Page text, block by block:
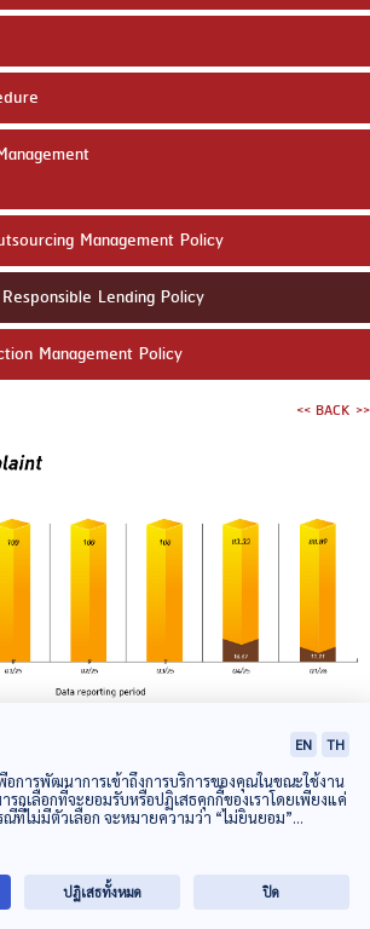
Management Policy
Lending Policy
Management Policy
<< BACK >>
Internet Explorer version 10 or later, Mozilla Firefox, Safari,
Google Chrome
EN TH
พื่อการพัฒนาการเข้าถึงการบริการของคุณในขณะใช้งาน
รถเลือกที่จะยอมรับหรือปฏิเสธคุกกี้ของเราโดยเพียงแค่
ณีที่ไม่มีตัวเลือก จะหมายความว่า “ไม่ยินยอม”
ปฏิเสธทั้งหมด ปิด